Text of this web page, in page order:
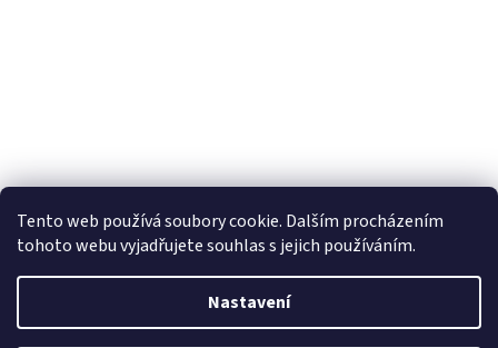
Tento web používá soubory cookie. Dalším procházením
tohoto webu vyjadřujete souhlas s jejich používáním.
Nastavení
Sledovat na Instagramu
Vytvořil Shoptet